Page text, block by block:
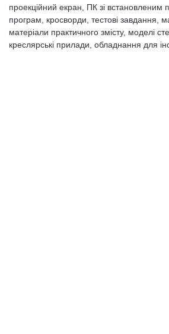
проекційний екран, ПК зі встановленим
програм, кросворди, тестові завдання,
матеріали практичного змісту, моделі
креслярські прилади, обладнання для